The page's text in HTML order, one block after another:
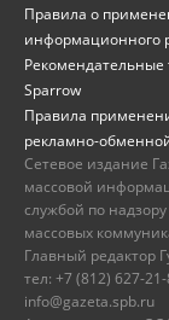
Правила о
информационного
Sparrow
Правила
рекламно-
Сетевое издание
массовой
службой по
массовых
Главный редактор
тел: +7 (812) 627-
info@gazeta.spb.ru